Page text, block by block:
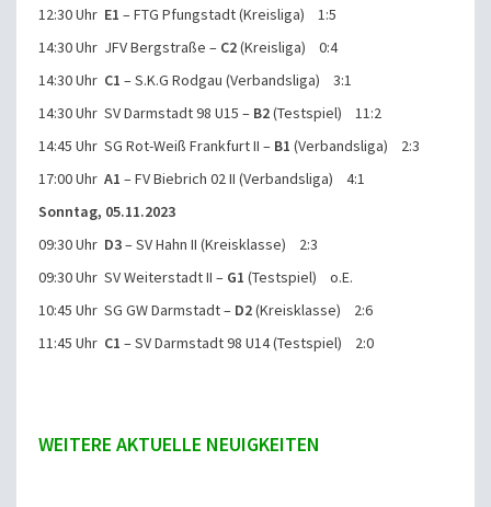
12:30 Uhr E1 – FTG Pfungstadt (Kreisliga) 1:5
14:30 Uhr JFV Bergstraße – C2(Kreisliga) 0:4
14:30 Uhr C1 – S.K.G Rodgau (Verbandsliga) 3:1
14:30 Uhr SV Darmstadt 98 U15 – B2(Testspiel) 11:2
14:45 Uhr SG Rot-Weiß Frankfurt II – B1 (Verbandsliga) 2:3
17:00 Uhr A1 – FV Biebrich 02 II (Verbandsliga) 4:1
Sonntag, 05.11.2023
09:30 Uhr D3– SV Hahn II (Kreisklasse) 2:3
09:30 Uhr SV Weiterstadt II – G1 (Testspiel) o.E.
10:45 Uhr SG GW Darmstadt – D2(Kreisklasse) 2:6
11:45 Uhr C1 – SV Darmstadt 98 U14 (Testspiel) 2:0
WEITERE AKTUELLE NEUIGKEITEN